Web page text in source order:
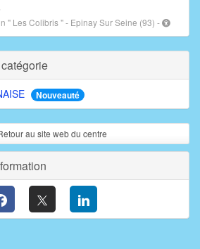
" Les Colibris " - Epinay Sur Seine (93) -
Nouveauté
au site web du centre